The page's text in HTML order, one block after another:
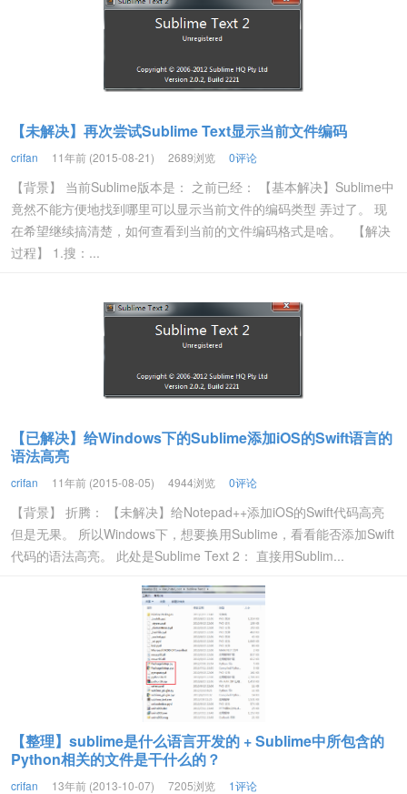
【未解决】再次尝试Sublime Text显示当前文件编码
crifan 11年前 (2015-08-21) 2689浏览 0评论
【背景】 当前Sublime版本是： 之前已经： 【基本解决】Sublime中
竟然不能方便地找到哪里可以显示当前文件的编码类型 弄过了。 现
在希望继续搞清楚，如何查看到当前的文件编码格式是啥。 【解决
过程】 1.搜：...
【已解决】给Windows下的Sublime添加iOS的Swift语言的
语法高亮
crifan 11年前 (2015-08-05) 4944浏览 0评论
【背景】 折腾： 【未解决】给Notepad++添加iOS的Swift代码高亮
但是无果。 所以Windows下，想要换用Sublime，看看能否添加Swift
代码的语法高亮。 此处是Sublime Text 2： 直接用Sublim...
【整理】sublime是什么语言开发的 + Sublime中所包含的
Python相关的文件是干什么的？
crifan 13年前 (2013-10-07) 7205浏览 1评论